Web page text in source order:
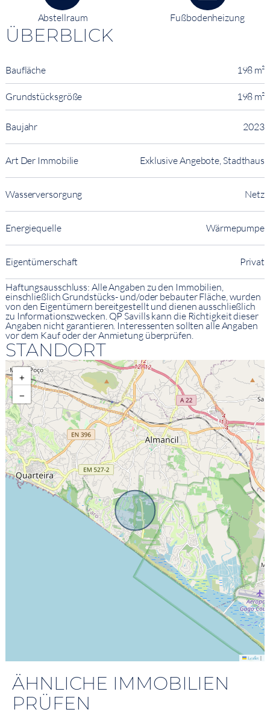
Abstellraum Fußbodenheizung
ÜBERBLICK
Baufläche 198 m²
Grundstücksgröße 198 m²
Baujahr 2023
Art Der Immobilie Exklusive Angebote, Stadthaus
Wasserversorgung Netz
Energiequelle Wärmepumpe
Eigentümerschaft Privat
Haftungsausschluss: Alle Angaben zu den Immobilien,
einschließlich Grundstücks- und/oder bebauter Fläche, wurden
von den Eigentümern bereitgestellt und dienen ausschließlich
zu Informationszwecken. QP Savills kann die Richtigkeit dieser
Angaben nicht garantieren. Interessenten sollten alle Angaben
vor dem Kauf oder der Anmietung überprüfen.
STANDORT
+
−
Leaflet |
ÄHNLICHE IMMOBILIEN
PRÜFEN